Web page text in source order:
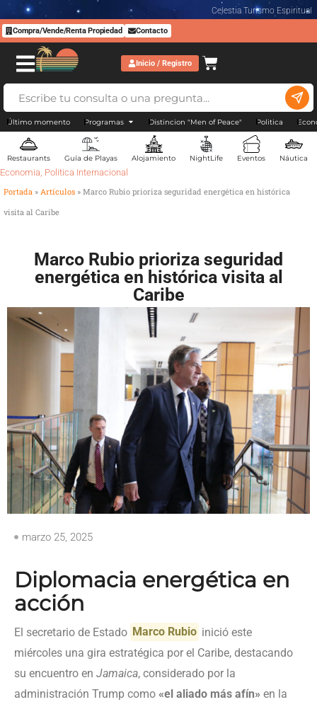
Celestia Turismo Espiritual
Compra/Vende/Renta Propiedad Contacto
Inicio / Registro
Último momento Programas Distincion "Men of Peace" Politica
Restaurants Guía de Playas Alojamiento NightLife Eventos Náutica
Economia, Politica Internacional
Portada » Artículos » Marco Rubio prioriza seguridad energética en histórica
visita al Caribe
Marco Rubio prioriza seguridad
energética en histórica visita al
Caribe
marzo 25, 2025
Diplomacia energética en
acción
El secretario de Estado Marco Rubio inició este
miércoles una gira estratégica por el Caribe, destacando
su encuentro en Jamaica, considerado por la
administración Trump como «el aliado más afín» en la